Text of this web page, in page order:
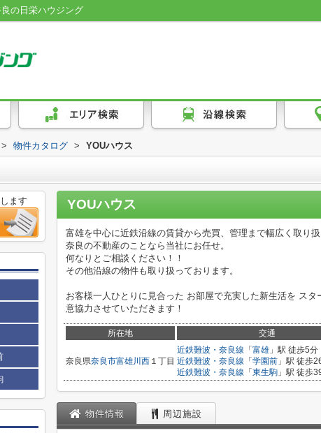
の日栄ハウジング
> 物件カタログ > YOUハウス
YOUハウス
富雄を中心に近鉄沿線の賃貸から売買、管理まで幅広く取り扱
奈良の不動産のことなら当社にお任せ。
何なりとご相談ください！！
その他沿線の物件も取り扱っております。
お客様一人ひとりに見合った お部屋で充実した新生活を ス
意協力させていただきます！
所在地 交通
奈良県奈良市富雄川西 １丁目
近鉄難波・奈良線 「 富雄 」駅 徒歩5分
近鉄難波・奈良線 「 学園前 」駅 徒歩
近鉄難波・奈良線 「 東生駒 」駅 徒歩
物件情報 周辺施設
ます